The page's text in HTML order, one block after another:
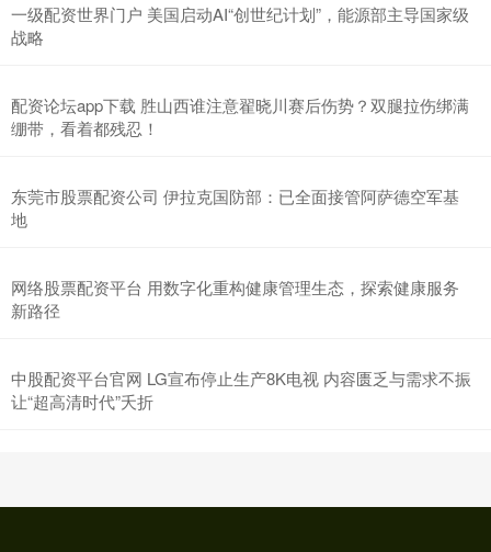
一级配资世界门户 美国启动AI“创世纪计划”，能源部主导国家级
战略
配资论坛app下载 胜山西谁注意翟晓川赛后伤势？双腿拉伤绑满
绷带，看着都残忍！
东莞市股票配资公司 伊拉克国防部：已全面接管阿萨德空军基
地
网络股票配资平台 用数字化重构健康管理生态，探索健康服务
新路径
中股配资平台官网 LG宣布停止生产8K电视 内容匮乏与需求不振
让“超高清时代”夭折